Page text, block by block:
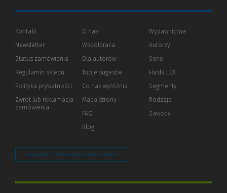
Kontakt
Newsletter
Status zamówienia
Regulamin sklepu
Polityka prywatności (Nowe
(Link
innej
Zwrot lub reklamacja
zamówienia
O nas
Współpraca
Dla autorów(Nowe
(Link
innej
strony)
Twoje sugestie
Co nas wyróżnia
Mapa strony
FAQ
Blog
Wydawnictwa
Autorzy
Serie
Hasła LEX
Segmenty
Rodzaje
Zawody
Zarządzaj preferencjami plików cookie